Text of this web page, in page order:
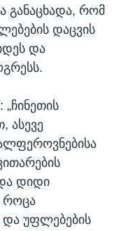
განაცხადა, რომ
დაცვის
და
„ჩინეთის
ასევე
დიდი
როცა
და უფლებების